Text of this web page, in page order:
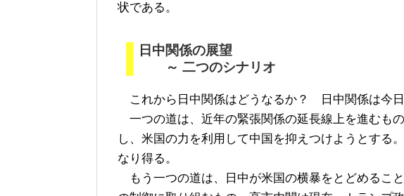
状である。
日中関係の展望
～ 二つのシナリオ
これから日中関係はどうなるか？ 日中関係は今日
一つの道は、近年の緊張関係の延長線上を進むも
し、米国の力を利用して中国を抑えつけようとする
なり得る。
もう一つの道は、日中が米国の横暴をとどめるこ